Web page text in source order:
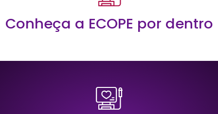
Conheça a ECOPE por dentro